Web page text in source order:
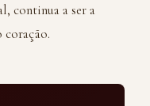
continua a ser a
coração.